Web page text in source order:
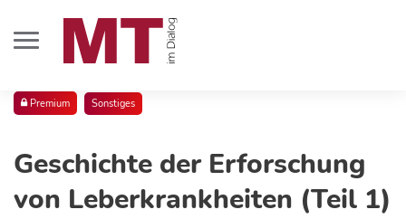
Premium Sonstiges
Geschichte der Erforschung
von Leberkrankheiten (Teil 1)